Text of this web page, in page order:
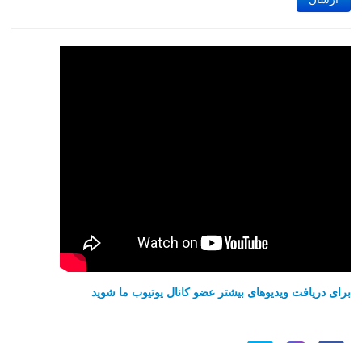
برای دریافت ویدیوهای بیشتر عضو کانال یوتیوب ما شوید